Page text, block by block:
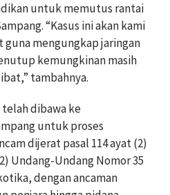
untuk memutus rantai
“Kasus ini akan kami
mengungkap jaringan
kemungkinan masih
tambahnya.
dibawa ke
untuk proses
dijerat pasal 114 ayat (2)
Undang-Undang Nomor 35
dengan ancaman